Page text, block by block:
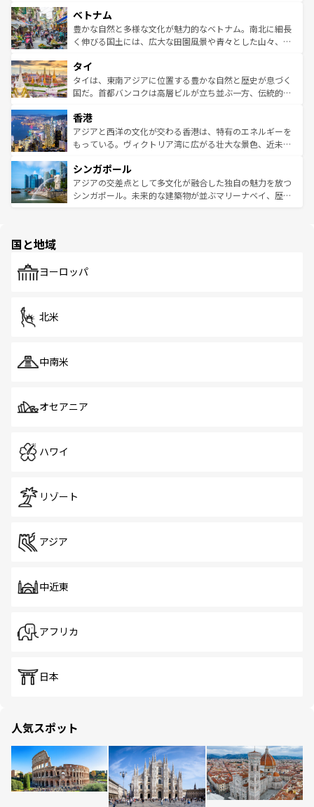
参照してほしい。
容にもいいと評判のスイーツなど、バラエティ豊かな料理
が味わえる。 なお、新着の台湾情報は コンテンツ一覧を参
照してほしい。
き、地方に足を延ばせば四季折々の自然美を楽しむことが
できる。そして、キムチや焼肉、絶品のストリートフード
まで、さまざまな韓国料理が待っている。夜には、韓国な
リティに包まれながら、韓国の多彩な魅力を心ゆくまで味
わってみてほしい。 なお、新着の韓国情報はコンテンツ一
覧を参照してほしい。
ベトナム
豊かな自然と多様な文化が魅力的なベトナム。南北に細長
く伸びる国土には、広大な田園風景や青々とした山々、世
急速な発展と共に伝統が息づく。ハノイの古い町並みやホ
ーチミン市のフランス統治時代の建物も、独特の雰囲気を
醸し出している。また、バラエティの豊かさとおいしさで
とつ。フォーやバインミー、ベトナムコーヒーなどは、ぜ
ひ現地で味わいたい。どの地域を訪れてもあたたかい人々
が旅行者を迎えてくれるので、きっと忘れられない旅にな
参照してほしい。
タイ
タイは、東南アジアに位置する豊かな自然と歴史が息づく
国だ。首都バンコクは高層ビルが立ち並ぶ一方、伝統的な
の活気が交差している。北部ではチェンマイなどの山岳地
帯で自然と触れ合い、南部ではプーケットやクラビの美し
いビーチでリゾート気分を楽しむことができる。タイ料理
激する。気候は一年中温暖で、どの季節にも異なる楽しみ
が待っている。親しみやすいタイの人々、仏教を中心とし
た文化、そして多様な観光資源が、訪れる旅人を魅了し続
香港
アジアと西洋の文化が交わる香港は、特有のエネルギーを
もっている。ヴィクトリア湾に広がる壮大な景色、近未来
み、どこを訪れても感動するはず。観光スポットが密集し
ており、効率よく見どころを回れるのも魅力。息をのむよ
うな絶景から文化的な体験まで、香港を存分に楽しみ尽く
シンガポール
アジアの交差点として多文化が融合した独自の魅力を放つ
シンガポール。未来的な建築物が並ぶマリーナベイ、歴史
で、ホーカーズは地元の風情を楽しめる外せないスポット
国と地域
ヨーロッパ
北米
中南米
オセアニア
ハワイ
リゾート
アジア
中近東
アフリカ
日本
人気スポット